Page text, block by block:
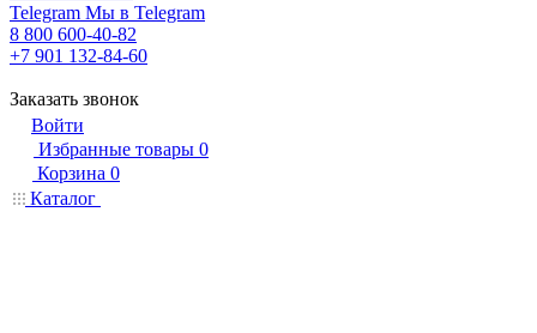
Telegram Мы в Telegram
8 800 600-40-82
+7 901 132-84-60
Заказать звонок
Войти
Избранные товары 0
Корзина 0
Каталог